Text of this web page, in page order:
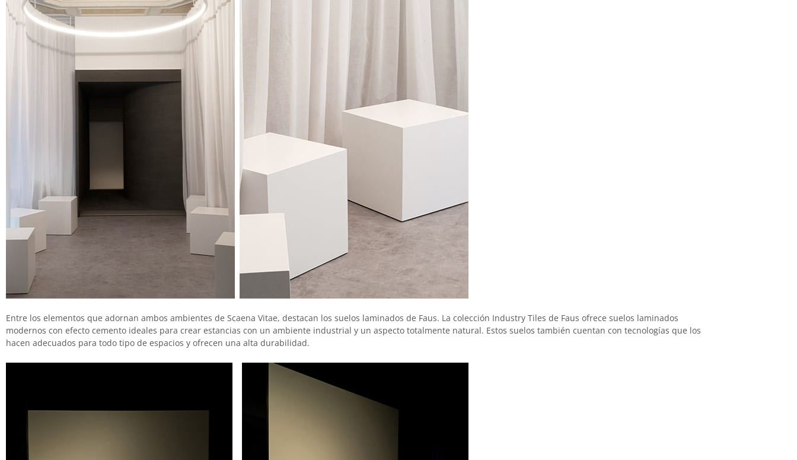
Entre los elementos que adornan ambos ambientes de Scaena Vitae, destacan los suelos laminados de Faus. La colección Industry Tiles de Faus ofrece suelos laminados
modernos con efecto cemento ideales para crear estancias con un ambiente industrial y un aspecto totalmente natural. Estos suelos también cuentan con tecnologías que los
hacen adecuados para todo tipo de espacios y ofrecen una alta durabilidad.